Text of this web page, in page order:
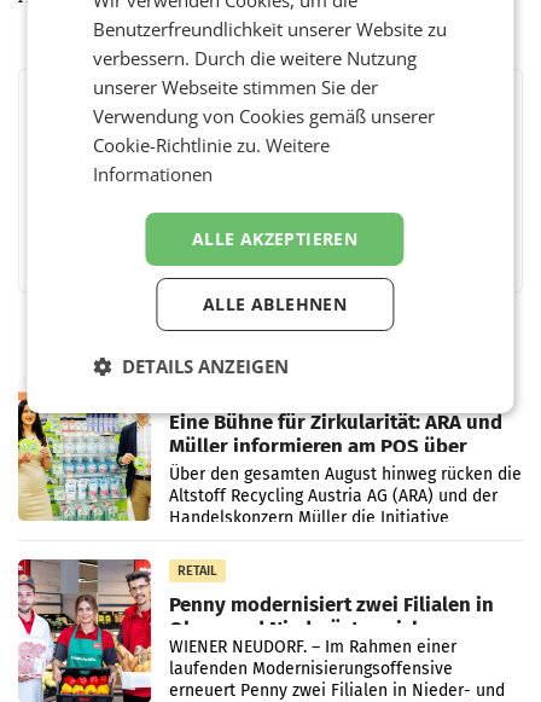
BEWERTEN SIE DIESEN ARTIKEL
MessengerWhatsAppLinkedInXING Teilen
Eine Bühne für Zirkularität: ARA und
Müller informieren am POS über
Kreislauffähigkeit
Über den gesamten August hinweg rücken die
Altstoff Recycling Austria AG (ARA) und der
Handelskonzern Müller die Initiative
„Kreislauf-Helden“ in allen österreichischen
Müller-Filialen
RETAIL
Penny modernisiert zwei Filialen in
Ober- und Niederösterreich
WIENER NEUDORF. – Im Rahmen einer
laufenden Modernisierungsoffensive
erneuert Penny zwei Filialen in Nieder- und
Benutzerfreundlichkeit unserer Website zu
verbessern. Durch die weitere Nutzung
unserer Webseite stimmen Sie der
Verwendung von Cookies gemäß unserer
Cookie-Richtlinie zu.Weitere
Informationen
ALLE AKZEPTIEREN
ALLE ABLEHNEN
DETAILS ANZEIGEN